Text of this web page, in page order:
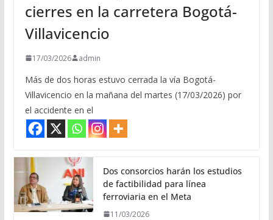
cierres en la carretera Bogotá-
Villavicencio
17/03/2026 admin
Más de dos horas estuvo cerrada la vía Bogotá-
Villavicencio en la mañana del martes (17/03/2026) por
el accidente en el
Dos consorcios harán los estudios
de factibilidad para línea
ferroviaria en el Meta
11/03/2026